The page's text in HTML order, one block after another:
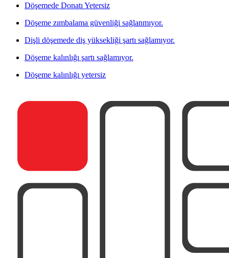
Döşemede Donatı Yetersiz
Döşeme zımbalama güvenliği sağlanmıyor.
Dişli döşemede diş yüksekliği şartı sağlamıyor.
Döşeme kalınlığı şartı sağlamıyor.
Döşeme kalınlığı yetersiz